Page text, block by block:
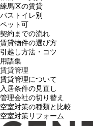
練馬区の賃貸
バストイレ別
ペット可
契約までの流れ
賃貸物件の選び方
引越し方法・コツ
用語集
賃貸管理
賃貸管理について
入居条件の見直し
管理会社の切り替え
空室対策の種類と比較
空室対策リフォーム